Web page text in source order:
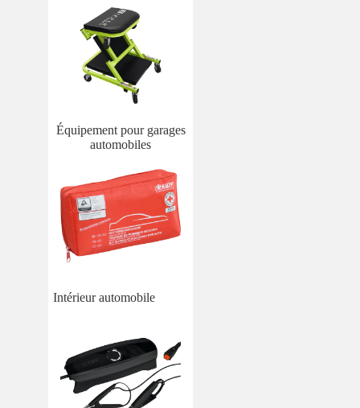
Équipement pour garages
automobiles
Intérieur automobile